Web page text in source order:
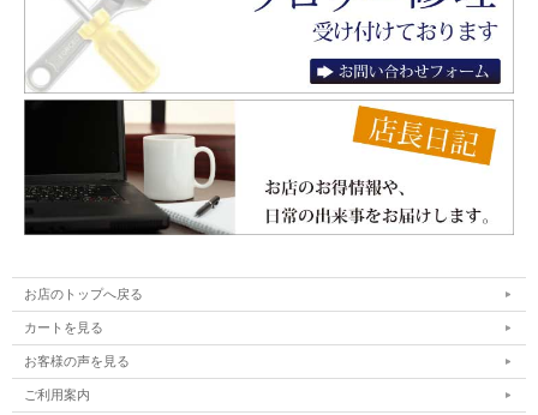
お店のトップへ戻る
カートを見る
お客様の声を見る
ご利用案内